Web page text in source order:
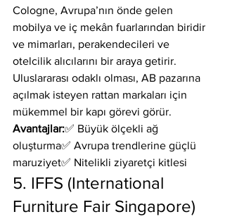
Cologne, Avrupa’nın önde gelen
mobilya ve iç mekân fuarlarından biridir
ve mimarları, perakendecileri ve
otelcilik alıcılarını bir araya getirir.
Uluslararası odaklı olması, AB pazarına
açılmak isteyen rattan markaları için
mükemmel bir kapı görevi görür.
Avantajlar:✅ Büyük ölçekli ağ
oluşturma✅ Avrupa trendlerine güçlü
maruziyet✅ Nitelikli ziyaretçi kitlesi
5. IFFS (International
Furniture Fair Singapore)